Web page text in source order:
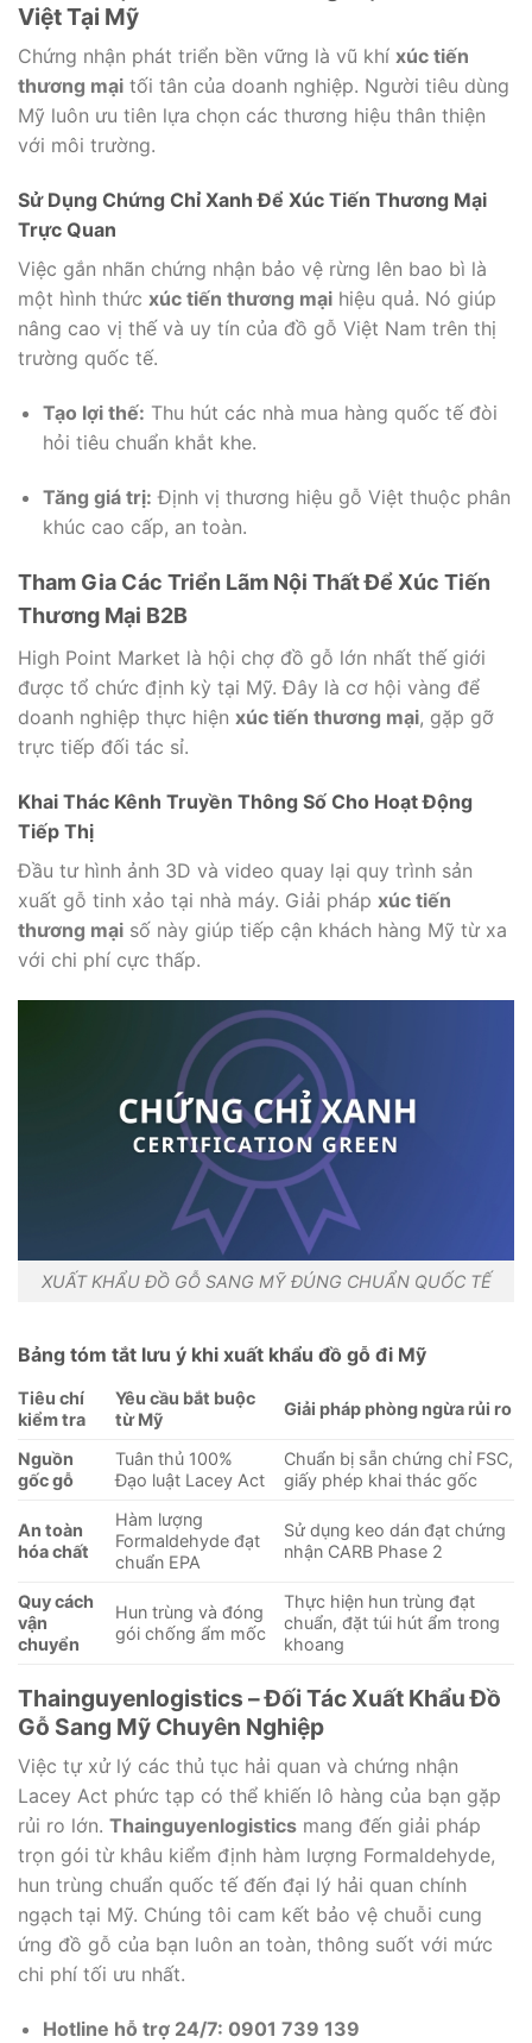
Việt Tại Mỹ
Chứng nhận phát triển bền vững là vũ khí xúc tiến
thương mại tối tân của doanh nghiệp. Người tiêu dùng
Mỹ luôn ưu tiên lựa chọn các thương hiệu thân thiện
với môi trường.
Sử Dụng Chứng Chỉ Xanh Để Xúc Tiến Thương Mại
Trực Quan
Việc gắn nhãn chứng nhận bảo vệ rừng lên bao bì là
một hình thức xúc tiến thương mại hiệu quả. Nó giúp
nâng cao vị thế và uy tín của đồ gỗ Việt Nam trên thị
trường quốc tế.
Tạo lợi thế: Thu hút các nhà mua hàng quốc tế đòi
hỏi tiêu chuẩn khắt khe.
Tăng giá trị: Định vị thương hiệu gỗ Việt thuộc phân
khúc cao cấp, an toàn.
Tham Gia Các Triển Lãm Nội Thất Để Xúc Tiến
Thương Mại B2B
High Point Market là hội chợ đồ gỗ lớn nhất thế giới
được tổ chức định kỳ tại Mỹ. Đây là cơ hội vàng để
doanh nghiệp thực hiện xúc tiến thương mại, gặp gỡ
trực tiếp đối tác sỉ.
Khai Thác Kênh Truyền Thông Số Cho Hoạt Động
Tiếp Thị
Đầu tư hình ảnh 3D và video quay lại quy trình sản
xuất gỗ tinh xảo tại nhà máy. Giải pháp xúc tiến
thương mại số này giúp tiếp cận khách hàng Mỹ từ xa
với chi phí cực thấp.
XUẤT KHẨU ĐỒ GỖ SANG MỸ ĐÚNG CHUẨN QUỐC TẾ
Bảng tóm tắt lưu ý khi xuất khẩu đồ gỗ đi Mỹ
Tiêu chí
kiểm tra
Yêu cầu bắt buộc
từ Mỹ
Giải pháp phòng ngừa rủi ro
Nguồn
gốc gỗ
Tuân thủ 100%
Đạo luật Lacey Act
Chuẩn bị sẵn chứng chỉ FSC,
giấy phép khai thác gốc
An toàn
hóa chất
Hàm lượng
Formaldehyde đạt
chuẩn EPA
Sử dụng keo dán đạt chứng
nhận CARB Phase 2
Quy cách
vận
chuyển
Hun trùng và đóng
gói chống ẩm mốc
Thực hiện hun trùng đạt
chuẩn, đặt túi hút ẩm trong
khoang
Thainguyenlogistics – Đối Tác Xuất Khẩu Đồ
Gỗ Sang Mỹ Chuyên Nghiệp
Việc tự xử lý các thủ tục hải quan và chứng nhận
Lacey Act phức tạp có thể khiến lô hàng của bạn gặp
rủi ro lớn. Thainguyenlogistics mang đến giải pháp
trọn gói từ khâu kiểm định hàm lượng Formaldehyde,
hun trùng chuẩn quốc tế đến đại lý hải quan chính
ngạch tại Mỹ. Chúng tôi cam kết bảo vệ chuỗi cung
ứng đồ gỗ của bạn luôn an toàn, thông suốt với mức
chi phí tối ưu nhất.
Hotline hỗ trợ 24/7: 0901 739 139